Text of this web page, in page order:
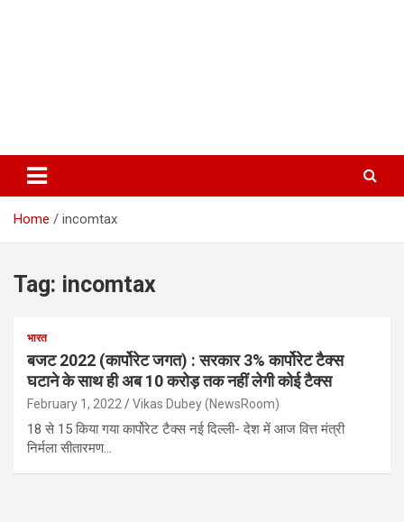
Home incomtax
Tag: incomtax
भारत
बजट 2022 (कार्पोरेट जगत) : सरकार 3% कार्पोरेट टैक्स
घटाने के साथ ही अब 10 करोड़ तक नहीं लेगी कोई टैक्स
February 1, 2022 Vikas Dubey (NewsRoom)
18 से 15 किया गया कार्पोरेट टैक्स नई दिल्ली- देश में आज वित्त मंत्री
निर्मला सीतारमण…